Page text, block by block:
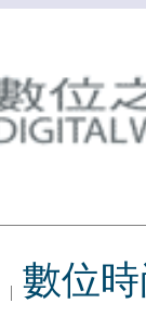
數位時